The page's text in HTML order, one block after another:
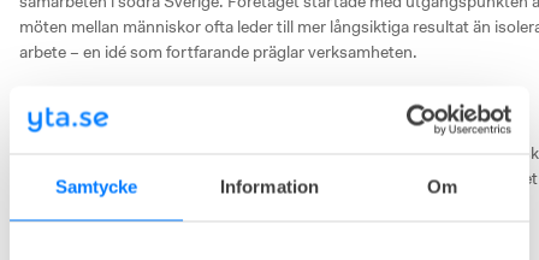
Samtycke Information Om
möten mellan människor ofta leder till mer långsiktiga resultat än
arbete – en idé som fortfarande präglar verksamheten.
Grunden för Altitudes arbete är en kombination av nyfikenhet, vilja till
förändring och en stark tro på samverkan mellan näringsliv, offentlig
sektor, forskning och civilsamhälle. Företaget fungerar både som fysisk
mötesplats och som katalysator för nya samarbeten och lösningar. Det
görs bland annat genom coworkingytor, projektledning, strategiskt
samarbete och skräddarsydda processer för tvärsektoriella initiativ.